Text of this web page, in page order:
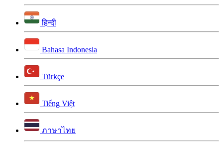
हिन्दी
Bahasa Indonesia
Türkçe
Tiếng Việt
ภาษาไทย